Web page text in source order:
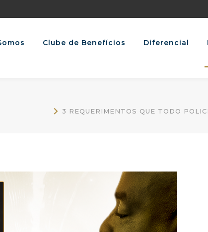
Clube de Benefícios Diferencial
3 REQUERIMENTOS QUE TODO